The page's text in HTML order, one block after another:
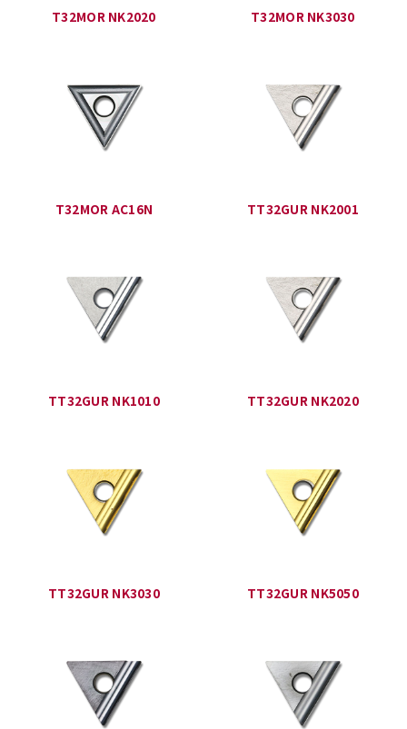
T32MOR NK2020 T32MOR NK3030
T32MOR AC16N TT32GUR NK2001
TT32GUR NK1010 TT32GUR NK2020
TT32GUR NK3030 TT32GUR NK5050